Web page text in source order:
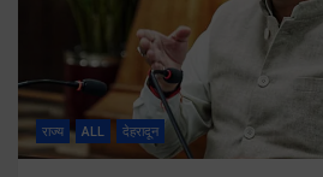
राज्य ALL देहरादून